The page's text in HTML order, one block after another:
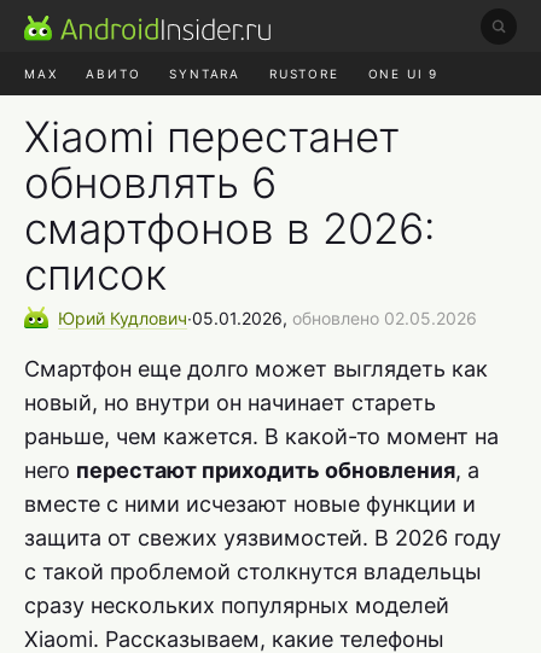
MAX АВИТО SYNTARA RUSTORE ONE UI 9
Xiaomi перестанет
обновлять 6
смартфонов в 2026:
список
Юрий Кудлович∙05.01.2026, обновлено 02.05.2026
Смартфон еще долго может выглядеть как
новый, но внутри он начинает стареть
раньше, чем кажется. В какой-то момент на
него перестают приходить обновления, а
вместе с ними исчезают новые функции и
защита от свежих уязвимостей. В 2026 году
с такой проблемой столкнутся владельцы
сразу нескольких популярных моделей
Xiaomi. Рассказываем, какие телефоны